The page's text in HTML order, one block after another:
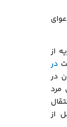
از
در
در
مرد
از